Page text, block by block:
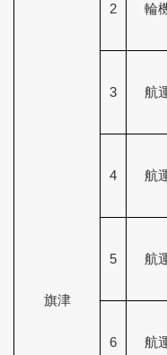
旗津
2 輪
3 航
4 航
5 航
6 航